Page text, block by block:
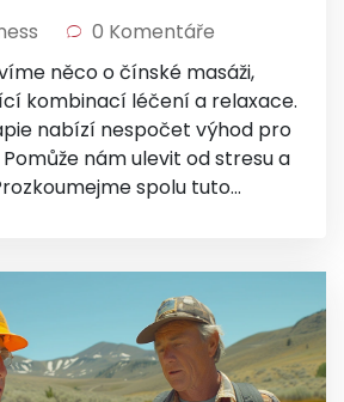
0 Komentáře
něco o čínské masáži,
kombinací léčení a relaxace.
nabízí nespočet výhod pro
nám ulevit od stresu a
spolu tuto